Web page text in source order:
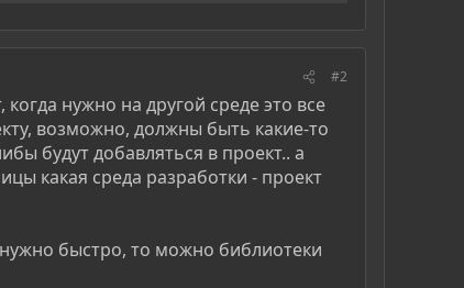
#2
нужно на другой среде это все
возможно, должны быть какие-то
будут добавляться в проект.. а
какая среда разработки - проект
быстро, то можно библиотеки